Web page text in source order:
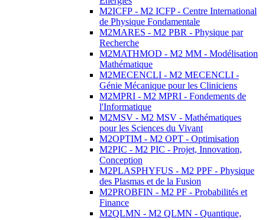
M2ICFP - M2 ICFP - Centre International
de Physique Fondamentale
M2MARES - M2 PBR - Physique par
Recherche
M2MATHMOD - M2 MM - Modélisation
Mathématique
M2MECENCLI - M2 MECENCLI -
Génie Mécanique pour les Cliniciens
M2MPRI - M2 MPRI - Fondements de
l'Informatique
M2MSV - M2 MSV - Mathématiques
pour les Sciences du Vivant
M2OPTIM - M2 OPT - Optimisation
M2PIC - M2 PIC - Projet, Innovation,
Conception
M2PLASPHYFUS - M2 PPF - Physique
des Plasmas et de la Fusion
M2PROBFIN - M2 PF - Probabilités et
Finance
M2QLMN - M2 QLMN - Quantique,